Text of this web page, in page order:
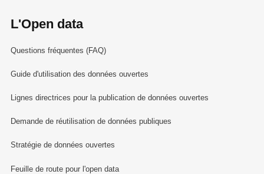
L'Open data
Questions fréquentes (FAQ)
Guide d'utilisation des données ouvertes
Lignes directrices pour la publication de données ouvertes
Demande de réutilisation de données publiques
Stratégie de données ouvertes
Feuille de route pour l'open data